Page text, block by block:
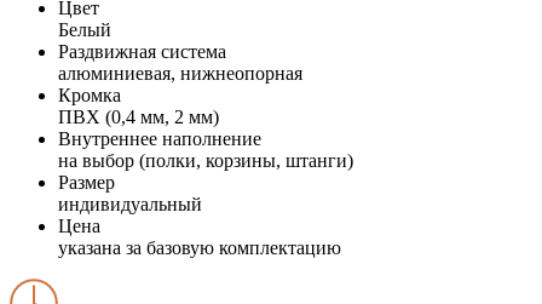
Цвет
Белый
Раздвижная система
алюминиевая, нижнеопорная
Кромка
ПВХ (0,4 мм, 2 мм)
Внутреннее наполнение
на выбор (полки, корзины, штанги)
Размер
индивидуальный
Цена
указана за базовую комплектацию